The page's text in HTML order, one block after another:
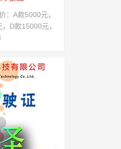
：A款5000元，
D款15000元，